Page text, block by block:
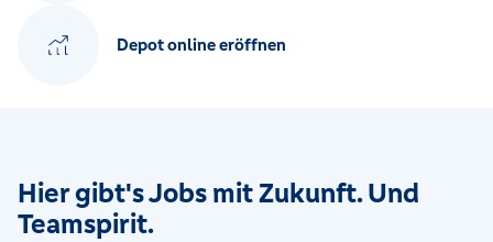
Depot online eröffnen
Hier gibt's Jobs mit Zukunft. Und
Teamspirit.